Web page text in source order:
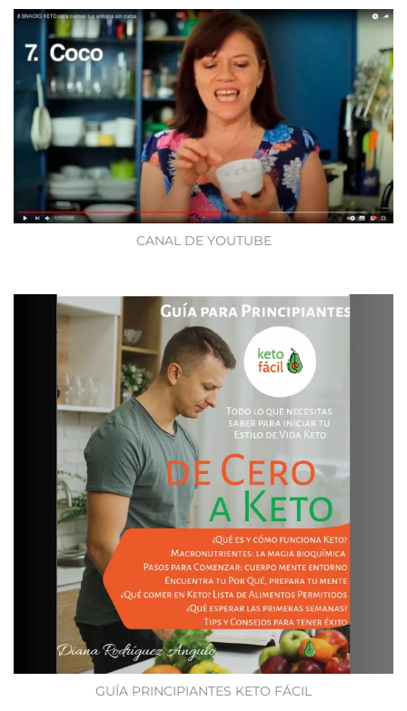
CANAL DE YOUTUBE
GUÍA PRINCIPIANTES KETO FÁCIL